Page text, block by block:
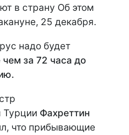
в страну Об этом
25 декабря.
надо будет
чем за 72 часа до
Турции Фахреттин
что прибывающие